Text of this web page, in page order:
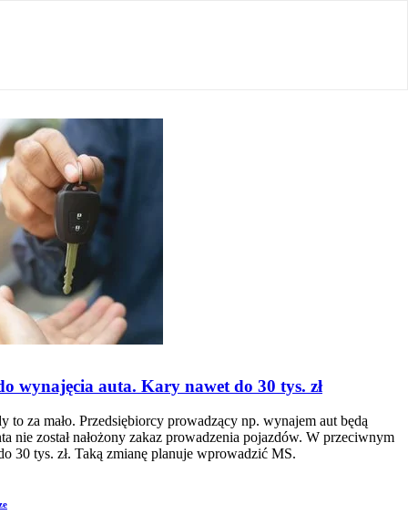
wynajęcia auta. Kary nawet do 30 tys. zł
to za mało. Przedsiębiorcy prowadzący np. wynajem aut będą
nie został nałożony zakaz prowadzenia pojazdów. W przeciwnym
30 tys. zł. Taką zmianę planuje wprowadzić MS.